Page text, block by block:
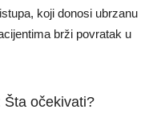
koji donosi ubrzanu
brži povratak u
Šta očekivati?